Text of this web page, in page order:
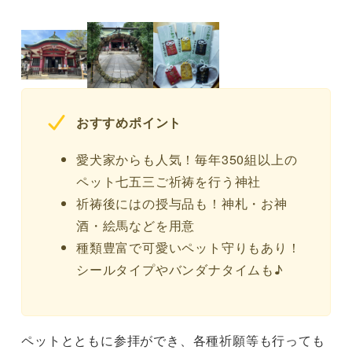
おすすめポイント
愛犬家からも人気！毎年350組以上の
ペット七五三ご祈祷を行う神社
祈祷後にはの授与品も！神札・お神
酒・絵馬などを用意
種類豊富で可愛いペット守りもあり！
シールタイプやバンダナタイムも♪
ペットとともに参拝ができ、各種祈願等も行っても